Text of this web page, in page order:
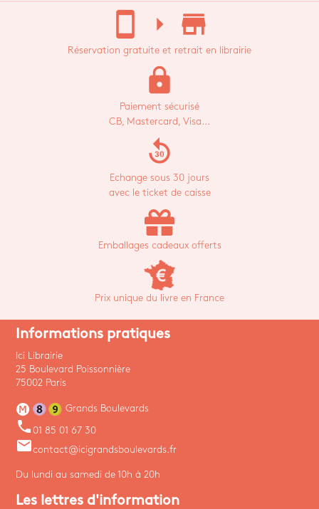
stay_current_portrait arrow_right store_mall_directory
Réservation gratuite et retrait en librairie
lock
Paiement sécurisé
CB, Mastercard, Visa...
replay_30
Echange sous 30 jours
avec le ticket de caisse
Emballages cadeaux offerts
Prix unique du livre en France
Informations pratiques
Ici Librairie
25 Boulevard Poissonnière
75002 Paris
Grands Boulevards
phone 01 85 01 67 30
emailcontact@icigrandsboulevards.fr
Du lundi au samedi de 10h à 20h
Les lettres d'information